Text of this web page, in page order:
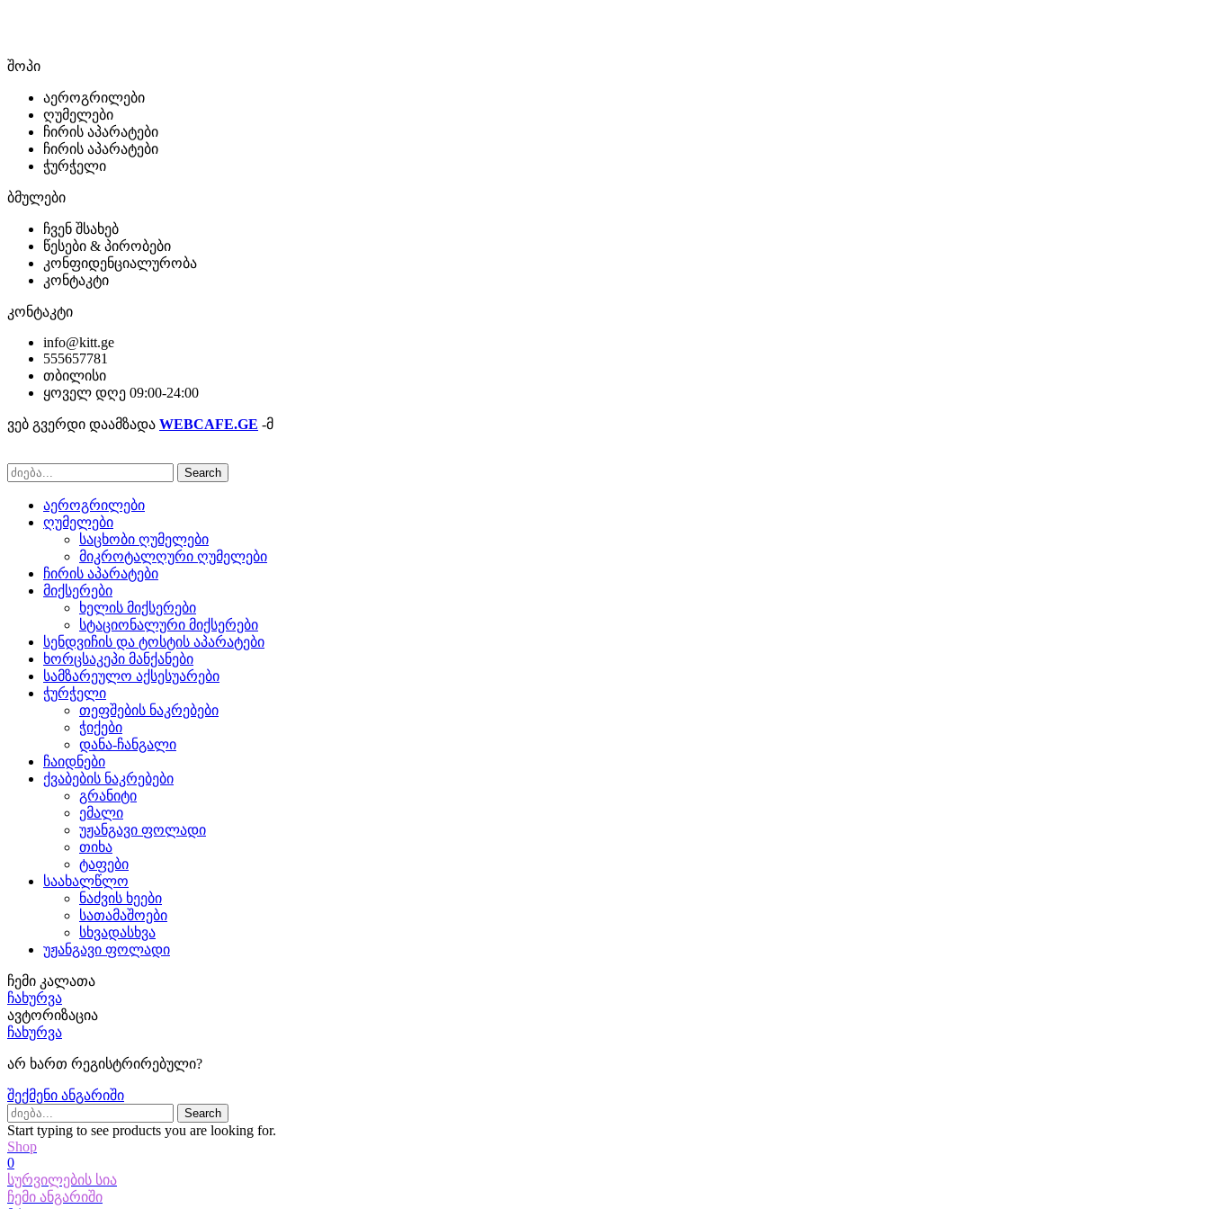
შოპი
აეროგრილები
ღუმელები
ჩირის აპარატები
ჩირის აპარატები
ჭურჭელი
ბმულები
ჩვენ შსახებ
წესები & პირობები
კონფიდენციალურობა
კონტაკტი
კონტაკტი
info@kitt.ge
555657781
თბილისი
ყოველ დღე 09:00-24:00
ვებ გვერდი დაამზადა WEBCAFE.GE -მ
Search
აეროგრილები
ღუმელები
საცხობი ღუმელები
მიკროტალღური ღუმელები
ჩირის აპარატები
მიქსერები
ხელის მიქსერები
სტაციონალური მიქსერები
სენდვიჩის და ტოსტის აპარატები
ხორცსაკეპი მანქანები
სამზარეულო აქსესუარები
ჭურჭელი
თეფშების ნაკრებები
ჭიქები
დანა-ჩანგალი
ჩაიდნები
ქვაბების ნაკრებები
გრანიტი
ემალი
უჟანგავი ფოლადი
თიხა
ტაფები
საახალწლო
ნაძვის ხეები
სათამაშოები
სხვადასხვა
უჟანგავი ფოლადი
ჩემი კალათა
ჩახურვა
ავტორიზაცია
ჩახურვა
არ ხართ რეგისტრირებული?
შექმენი ანგარიში
Search
Start typing to see products you are looking for.
Shop
0
სურვილების სია
ჩემი ანგარიში